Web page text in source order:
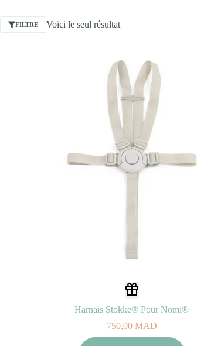
FILTRE Voici le seul résultat
Harnais Stokke® Pour Nomi®
750,00MAD